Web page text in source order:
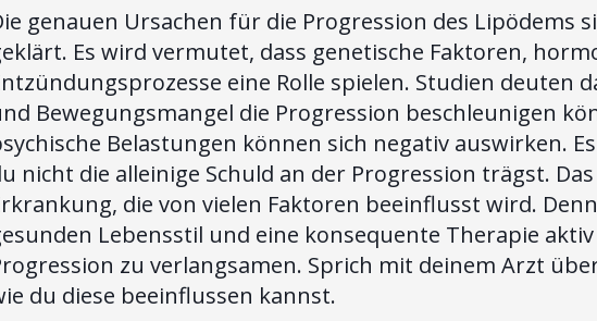
genauen Ursachen für die Progression des Lipödems
Es wird vermutet, dass genetische Faktoren,
eine Rolle spielen. Studien deuten
Bewegungsmangel die Progression beschleunigen
Belastungen können sich negativ auswirken.
nicht die alleinige Schuld an der Progression trägst.
die von vielen Faktoren beeinflusst wird.
Lebensstil und eine konsequente Therapie
zu verlangsamen. Sprich mit deinem Arzt
du diese beeinflussen kannst.